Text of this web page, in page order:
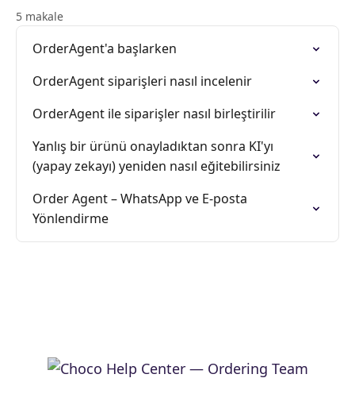
5 makale
OrderAgent'a başlarken
OrderAgent siparişleri nasıl incelenir
OrderAgent ile siparişler nasıl birleştirilir
Yanlış bir ürünü onayladıktan sonra KI'yı
(yapay zekayı) yeniden nasıl eğitebilirsiniz
Order Agent – WhatsApp ve E-posta
Yönlendirme